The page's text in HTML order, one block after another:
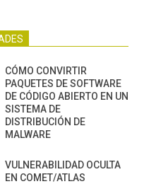
CÓMO CONVIRTIR
PAQUETES DE SOFTWARE
DE CÓDIGO ABIERTO EN UN
SISTEMA DE
DISTRIBUCIÓN DE
MALWARE
VULNERABILIDAD OCULTA
EN COMET/ATLAS